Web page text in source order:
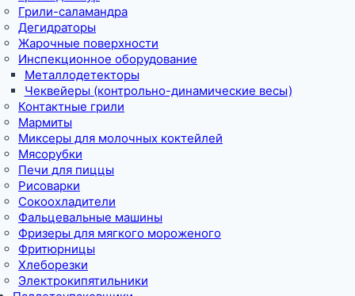
Грили-саламандра
Дегидраторы
Жарочные поверхности
Инспекционное оборудование
Металлодетекторы
Чеквейеры (контрольно-динамические весы)
Контактные грили
Мармиты
Миксеры для молочных коктейлей
Мясорубки
Печи для пиццы
Рисоварки
Сокоохладители
Фальцевальные машины
Фризеры для мягкого мороженого
Фритюрницы
Хлеборезки
Электрокипятильники